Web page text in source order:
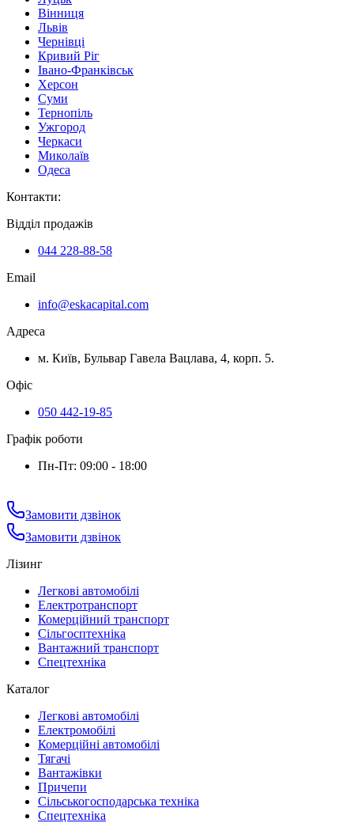
Вінниця
Львів
Чернівці
Кривий Ріг
Івано-Франківськ
Херсон
Суми
Тернопіль
Ужгород
Черкаси
Миколаїв
Одеса
Контакти:
Відділ продажів
044 228-88-58
Email
info@eskacapital.com
Адреса
м. Київ, Бульвар Гавела Вацлава, 4, корп. 5.
Офіс
050 442-19-85
Графік роботи
Пн-Пт: 09:00 - 18:00
Замовити дзвінок
Замовити дзвінок
Лізинг
Легкові автомобілі
Електротранспорт
Комерційний транспорт
Сільгосптехніка
Вантажний транспорт
Спецтехніка
Каталог
Легкові автомобілі
Електромобілі
Комерційні автомобілі
Тягачі
Вантажівки
Причепи
Сільськогосподарська техніка
Спецтехніка